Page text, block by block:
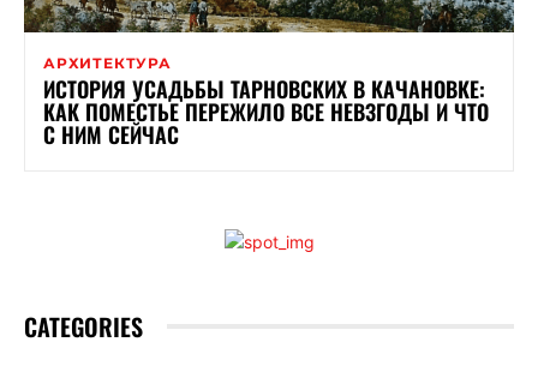
АРХИТЕКТУРА
ИСТОРИЯ УСАДЬБЫ ТАРНОВСКИХ В КАЧАНОВКЕ:
КАК ПОМЕСТЬЕ ПЕРЕЖИЛО ВСЕ НЕВЗГОДЫ И ЧТО
С НИМ СЕЙЧАС
CATEGORIES